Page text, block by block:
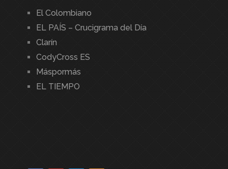
El Colombiano
EL PAÍS – Crucigrama del Día
Clarín
CodyCross ES
Máspormás
EL TIEMPO